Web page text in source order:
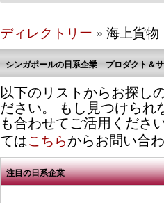
ディレクトリー » 海上貨物
シンガポールの日系企業 プロダクト＆
以下のリストからお探し
ださい。 もし見つけら
も合わせてご活用くださ
てはこちらからお問い合
注目の日系企業